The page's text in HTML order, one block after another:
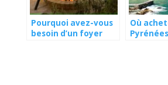
Pourquoi avez-vous
besoin d’un foyer
Où